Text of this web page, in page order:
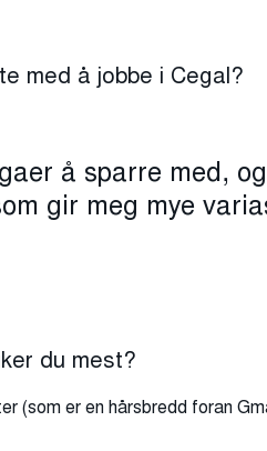
med å jobbe i Cegal?
å sparre med,
gir meg mye
du mest?
(som er en hårsbredd foran